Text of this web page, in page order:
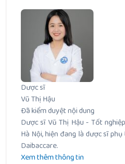
Dược sĩ
Vũ Thị Hậu
Đã kiểm duyệt nội dung
Dược sĩ Vũ Thị Hậu - Tốt
Hà Nội, hiện đang là dược sĩ
Daibaccare.
Xem thêm thông tin